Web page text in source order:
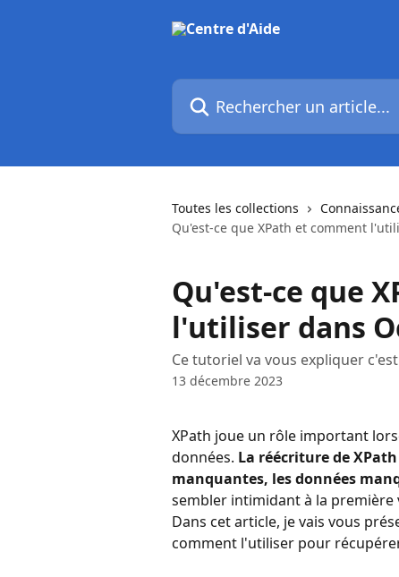
Rechercher un article...
Toutes les collections
Qu'est-ce que XPath et comment
Qu'est-ce que
l'utiliser dans
Ce tutoriel va vous expliquer
13 décembre 2023
XPath joue un rôle important
données. La réécriture de
manquantes, les données
sembler intimidant à la première
Dans cet article, je vais vous
comment l'utiliser pour